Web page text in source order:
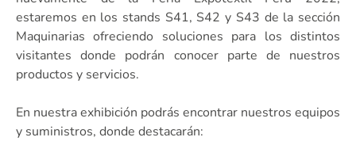
estaremos en los stands S41, S42 y S43 de la sección
Maquinarias ofreciendo soluciones para los distintos
visitantes donde podrán conocer parte de nuestros
productos y servicios.
En nuestra exhibición podrás encontrar nuestros equipos
y suministros, donde destacarán: